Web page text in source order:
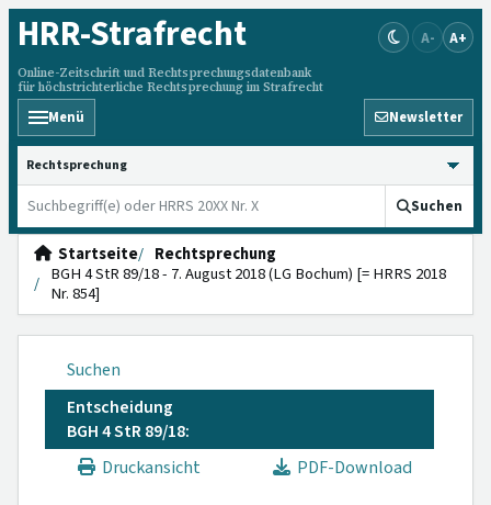
HRR-Strafrecht
Online-Zeitschrift und Rechtsprechungsdatenbank
für höchstrichterliche Rechtsprechung im Strafrecht
A- A+
Menü Newsletter
HRRS durchsuchen
Suchen
Startseite
Rechtsprechung
BGH 4 StR 89/18 - 7. August 2018 (LG Bochum) [= HRRS 2018
Nr. 854]
Suchen
Entscheidung
BGH 4 StR 89/18:
Druckansicht
PDF-Download